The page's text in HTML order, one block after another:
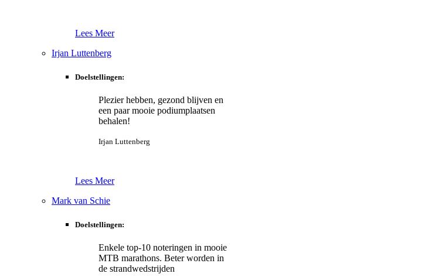
Lees Meer
Irjan Luttenberg
Doelstellingen:
Plezier hebben, gezond blijven en
een paar mooie podiumplaatsen
behalen!
Irjan Luttenberg
Lees Meer
Mark van Schie
Doelstellingen:
Enkele top-10 noteringen in mooie
MTB marathons. Beter worden in
de strandwedstrijden